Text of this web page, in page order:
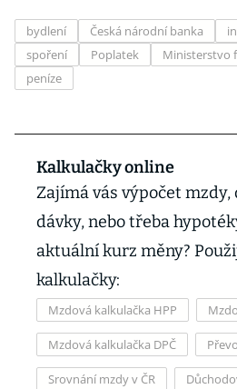
bydlení Česká národní banka
spoření
Poplatek
Ministerstvo
peníze
Kalkulačky online
Zajímá vás výpočet
dávky, nebo třeba
aktuální kurz měny?
kalkulačky:
Mzdová kalkulačka HPP
Mzdová kalkulačka DPČ
Srovnání mzdy v ČR